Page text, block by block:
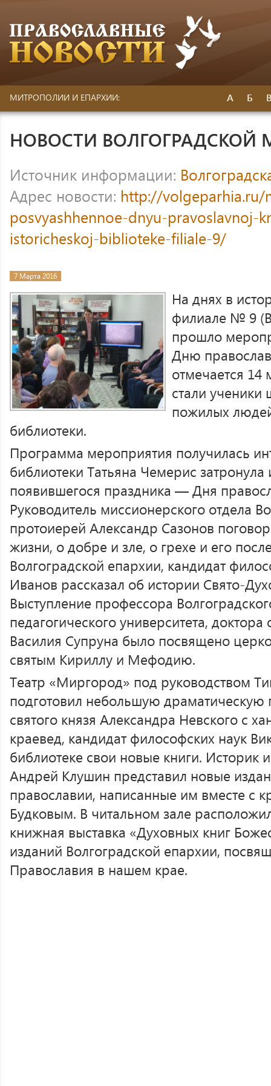
МИТРОПОЛИИ И ЕПАРХИИ: А Б
НОВОСТИ
Источник информации:
Адрес новости: http://volgeparhia.ru/
posvyashhennoe-dnyu-pravoslavnoj-
istoricheskoj-biblioteke-filiale-9/
7 Марта 2016
На днях в
филиале № 9
прошло
Дню
отмечается 14
стали
пожилых
библиотеки.
Программа мероприятия получилась
библиотеки Татьяна Чемерис
появившегося праздника — Дня
Руководитель миссионерского отдела
протоиерей Александр Сазонов
жизни, о добре и зле, о грехе и его
Волгоградской епархии, кандидат
Иванов рассказал об истории Свято-
Выступление профессора
педагогического университета,
Василия Супруна было посвящено
святым Кириллу и Мефодию.
Театр «Миргород» под руководством
подготовил небольшую драматическую
святого князя Александра Невского с
краевед, кандидат философских наук
библиотеке свои новые книги. Историк
Андрей Клушин представил новые
православии, написанные им вместе с
Будковым. В читальном зале
книжная выставка «Духовных книг
изданий Волгоградской епархии,
Православия в нашем крае.